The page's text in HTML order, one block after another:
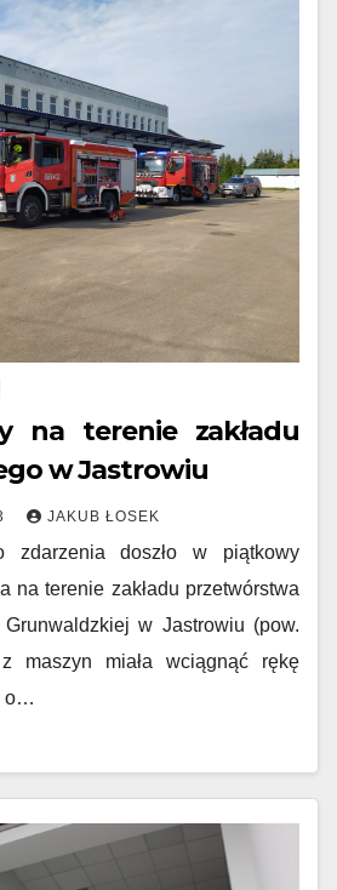
na terenie zakładu
w Jastrowiu
JAKUB ŁOSEK
zdarzenia doszło w piątkowy
na terenie zakładu przetwórstwa
w Jastrowiu (pow.
maszyn miała wciągnąć rękę
o…